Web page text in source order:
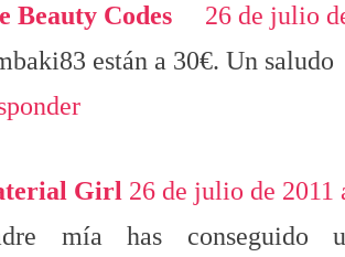
Beauty Codes
26 de julio
están a 30€. Un saludo
Girl 26 de julio de 2011
mía has conseguido